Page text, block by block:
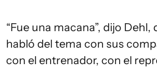
“Fue una macana”, dijo
habló del tema con sus
con el entrenador, con el